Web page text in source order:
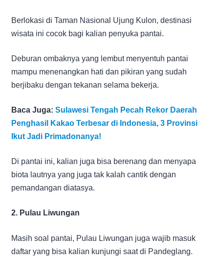
Berlokasi di Taman Nasional Ujung Kulon, destinasi
wisata ini cocok bagi kalian penyuka pantai.
Deburan ombaknya yang lembut menyentuh pantai
mampu menenangkan hati dan pikiran yang sudah
berjibaku dengan tekanan selama bekerja.
Baca Juga: Sulawesi Tengah Pecah Rekor Daerah
Penghasil Kakao Terbesar di Indonesia, 3 Provinsi
Ikut Jadi Primadonanya!
Di pantai ini, kalian juga bisa berenang dan menyapa
biota lautnya yang juga tak kalah cantik dengan
pemandangan diatasya.
2. Pulau Liwungan
Masih soal pantai, Pulau Liwungan juga wajib masuk
daftar yang bisa kalian kunjungi saat di Pandeglang.